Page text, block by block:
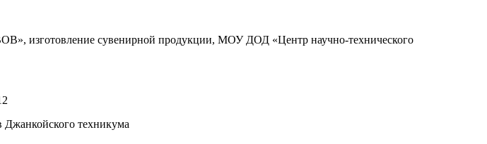
изготовление сувенирной продукции, МОУ ДОД «Центр научно-технического
Джанкойского техникума